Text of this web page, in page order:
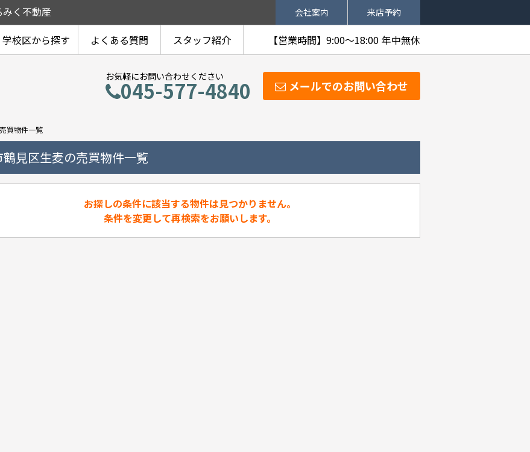
く不動産 会社案内 来店予約
学校区から探す よくある質問 スタッフ紹介 年中無休
【営業時間】9:00～18:00
メールでのお問い合わせ
お気軽にお問い合わせください
045-577-4840
買物件一覧
見区生麦の売買物件一覧
お探しの条件に該当する物件は見つかりません。
条件を変更して再検索をお願いします。